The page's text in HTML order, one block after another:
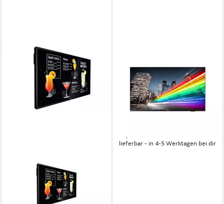
50BDL3117P - 127 cm (50)
Diagonalklasse (125.7 cm
(49.5) TFT-Monitor
B-Line 43BFL2214
18/7/UHD/350cd DVB-C/T2
TFT-Monitor
3840 x 2160 px, 4K Ultra HD Auflösung
lieferbar - in 4-5 Werktagen bei dir